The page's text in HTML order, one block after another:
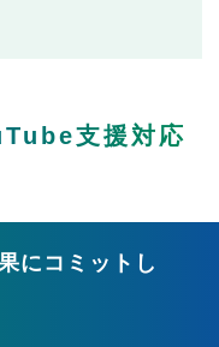
支援対応
にコミットし